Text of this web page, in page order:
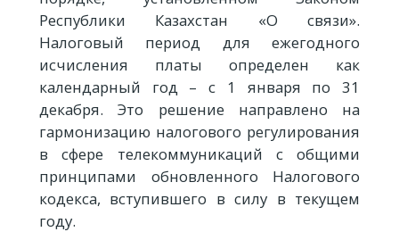
Республики Казахстан «О связи».
Налоговый период для ежегодного
исчисления платы определен как
календарный год – с 1 января по 31
декабря. Это решение направлено на
гармонизацию налогового регулирования
в сфере телекоммуникаций с общими
принципами обновленного Налогового
кодекса, вступившего в силу в текущем
году.